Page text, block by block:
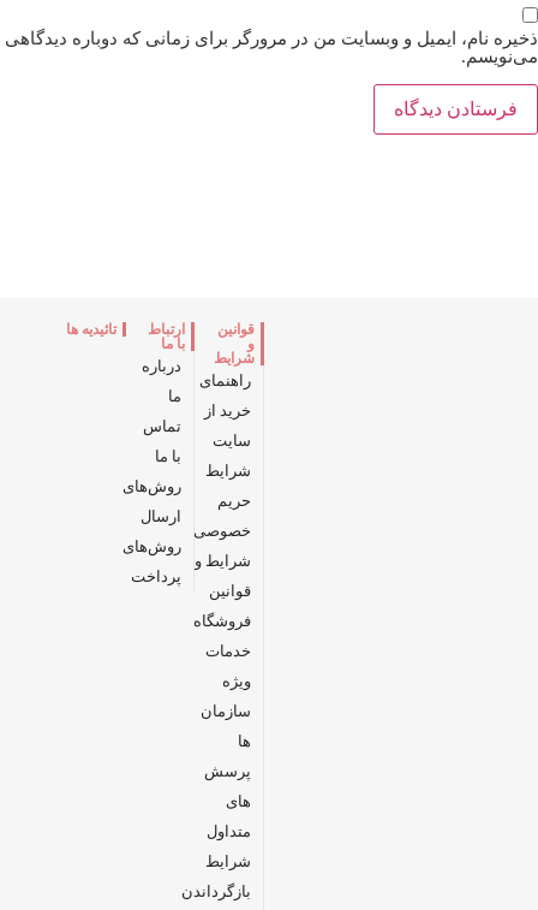
ذخیره نام، ایمیل و وبسایت من در مرورگر برای زمانی که دوباره دیدگاهی
می‌نویسم.
قوانین
و
شرایط
راهنمای
خرید از
سایت
شرایط
حریم
خصوصی
شرایط و
قوانین
فروشگاه
خدمات
ویژه
سازمان
ها
پرسش
های
متداول
شرایط
بازگرداندن
ارتباط
با ما
درباره
ما
تماس
با ما
روش‌های
ارسال
روش‌های
پرداخت
تائیدیه ها